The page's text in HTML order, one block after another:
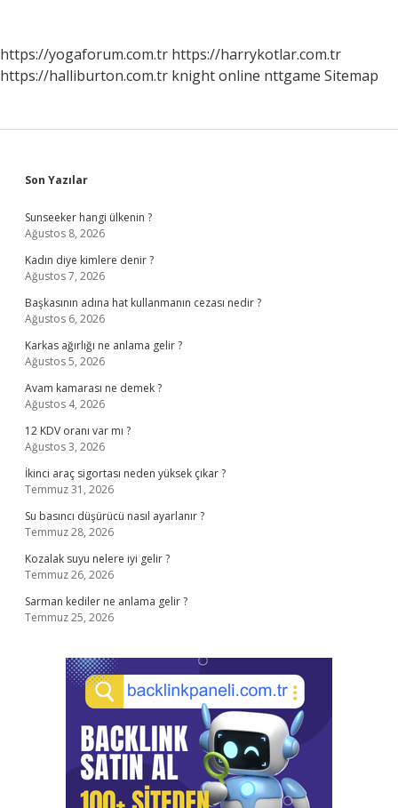
https://yogaforum.com.tr https://harrykotlar.com.tr
https://halliburton.com.tr knight online nttgame Sitemap
Sidebar
Son Yazılar
Sunseeker hangi ülkenin ?
Ağustos 8, 2026
Kadın diye kimlere denir ?
Ağustos 7, 2026
Başkasının adına hat kullanmanın cezası nedir ?
Ağustos 6, 2026
Karkas ağırlığı ne anlama gelir ?
Ağustos 5, 2026
Avam kamarası ne demek ?
Ağustos 4, 2026
12 KDV oranı var mı ?
Ağustos 3, 2026
İkinci araç sigortası neden yüksek çıkar ?
Temmuz 31, 2026
Su basıncı düşürücü nasıl ayarlanır ?
Temmuz 28, 2026
Kozalak suyu nelere iyi gelir ?
Temmuz 26, 2026
Sarman kediler ne anlama gelir ?
Temmuz 25, 2026